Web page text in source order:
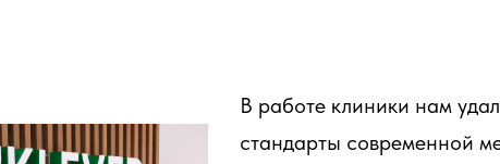
В работе клиники нам
стандарты современной